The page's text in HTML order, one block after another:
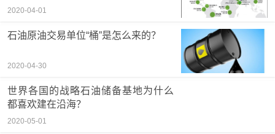
2020-04-01
石油原油交易单位“桶”是怎么来的？
2020-04-30
世界各国的战略石油储备基地为什么
都喜欢建在沿海？
2020-05-01